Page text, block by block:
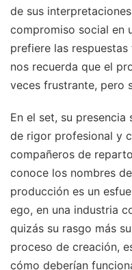
de sus
compromiso social en
prefiere las
nos recuerda que el
veces frustrante, pero
En el set, su
de rigor profesional y
compañeros de
conoce los nombres
producción es un
ego, en una industria
quizás su rasgo más
proceso de creación,
cómo deberían